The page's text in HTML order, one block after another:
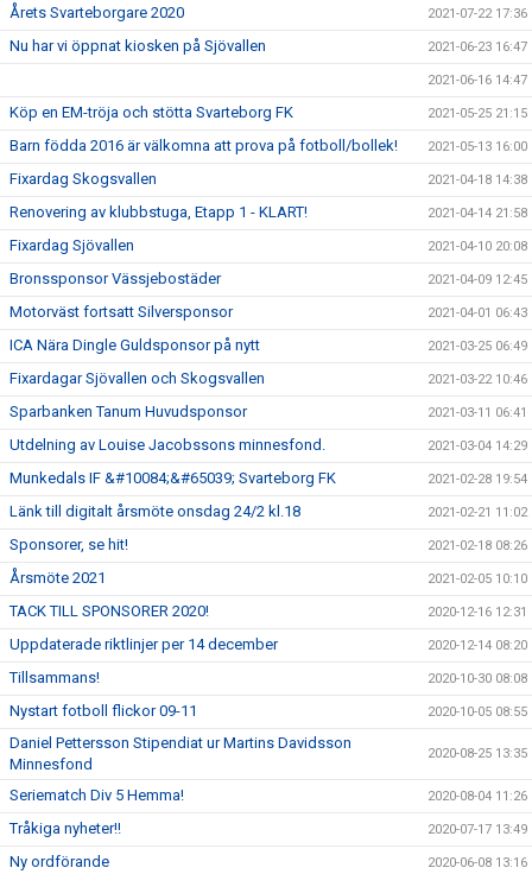
Årets Svarteborgare 2020 2021-07-22 17:36
Nu har vi öppnat kiosken på Sjövallen 2021-06-23 16:47
2021-06-16 14:47
Köp en EM-tröja och stötta Svarteborg FK 2021-05-25 21:15
Barn födda 2016 är välkomna att prova på fotboll/bollek! 2021-05-13 16:00
Fixardag Skogsvallen 2021-04-18 14:38
Renovering av klubbstuga, Etapp 1 - KLART! 2021-04-14 21:58
Fixardag Sjövallen 2021-04-10 20:08
Bronssponsor Vässjebostäder 2021-04-09 12:45
Motorväst fortsatt Silversponsor 2021-04-01 06:43
ICA Nära Dingle Guldsponsor på nytt 2021-03-25 06:49
Fixardagar Sjövallen och Skogsvallen 2021-03-22 10:46
Sparbanken Tanum Huvudsponsor 2021-03-11 06:41
Utdelning av Louise Jacobssons minnesfond. 2021-03-04 14:29
Munkedals IF &#10084;&#65039; Svarteborg FK 2021-02-28 19:54
Länk till digitalt årsmöte onsdag 24/2 kl.18 2021-02-21 11:02
Sponsorer, se hit! 2021-02-18 08:26
Årsmöte 2021 2021-02-05 10:10
TACK TILL SPONSORER 2020! 2020-12-16 12:31
Uppdaterade riktlinjer per 14 december 2020-12-14 08:20
Tillsammans! 2020-10-30 08:08
Nystart fotboll flickor 09-11 2020-10-05 08:55
Daniel Pettersson Stipendiat ur Martins Davidsson
Minnesfond
2020-08-25 13:35
Seriematch Div 5 Hemma! 2020-08-04 11:26
Tråkiga nyheter!! 2020-07-17 13:49
Ny ordförande 2020-06-08 13:16